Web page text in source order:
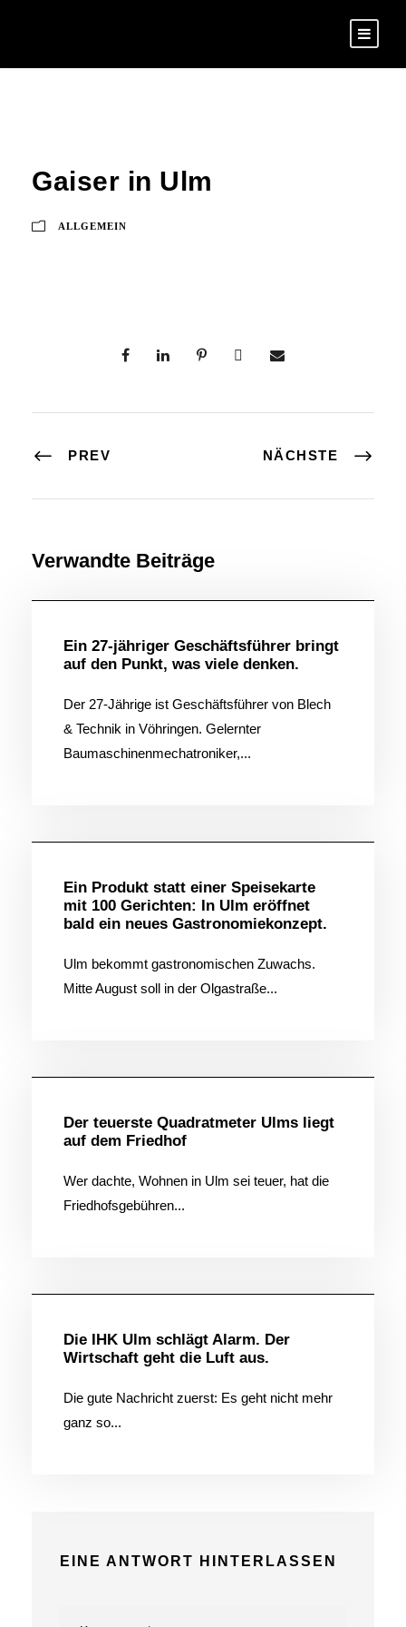
Gaiser in Ulm
ALLGEMEIN
PREV NÄCHSTE
Verwandte Beiträge
Ein 27-jähriger Geschäftsführer bringt
auf den Punkt, was viele denken.
Der 27-Jährige ist Geschäftsführer von Blech
& Technik in Vöhringen. Gelernter
Baumaschinenmechatroniker,...
Ein Produkt statt einer Speisekarte
mit 100 Gerichten: In Ulm eröffnet
bald ein neues Gastronomiekonzept.
Ulm bekommt gastronomischen Zuwachs.
Mitte August soll in der Olgastraße...
Der teuerste Quadratmeter Ulms liegt
auf dem Friedhof
Wer dachte, Wohnen in Ulm sei teuer, hat die
Friedhofsgebühren...
Die IHK Ulm schlägt Alarm. Der
Wirtschaft geht die Luft aus.
Die gute Nachricht zuerst: Es geht nicht mehr
ganz so...
EINE ANTWORT HINTERLASSEN